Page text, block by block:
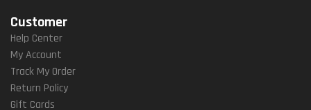
Customer
Help Center
My Account
Track My Order
Return Policy
Gift Cards